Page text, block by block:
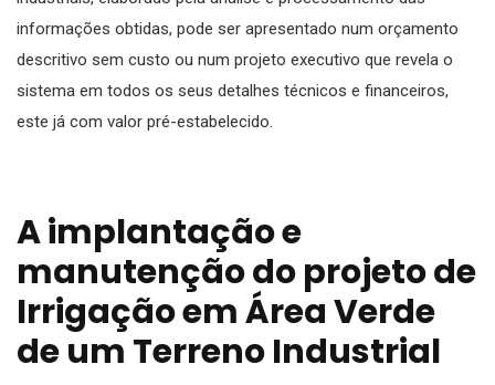
informações obtidas, pode ser apresentado num orçamento
descritivo sem custo ou num projeto executivo que revela o
sistema em todos os seus detalhes técnicos e financeiros,
este já com valor pré-estabelecido.
A implantação e
manutenção do projeto de
Irrigação em Área Verde
de um Terreno Industrial